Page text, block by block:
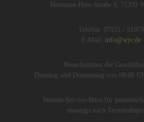
Hermann-Hess-Straße 8, 71332
Telefon: 07151 / 51973
E-Mail: info@wjv.de
Besuchszeiten der
Dienstag und Donnerstag von 09:00
Vereins-Service-Büro für
montags nach